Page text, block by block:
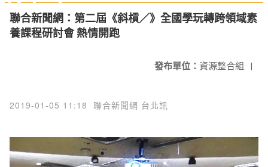
聯合新聞網：第二屆《斜槓／》全國學玩轉跨領域素
養課程研討會 熱情開跑
發布單位： 資源整合組 |
2019-01-05 11:18 聯合新聞網 台北訊